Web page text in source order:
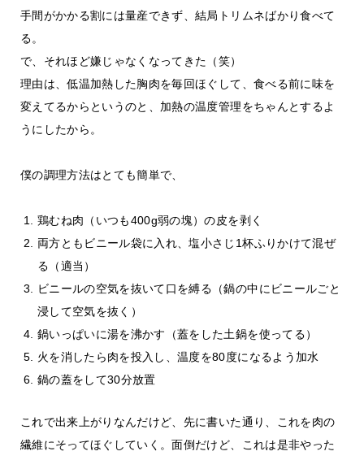
手間がかかる割には量産できず、結局トリムネばかり食べて
る。
で、それほど嫌じゃなくなってきた（笑）
理由は、低温加熱した胸肉を毎回ほぐして、食べる前に味を
変えてるからというのと、加熱の温度管理をちゃんとするよ
うにしたから。
僕の調理方法はとても簡単で、
鶏むね肉（いつも400g弱の塊）の皮を剥く
両方ともビニール袋に入れ、塩小さじ1杯ふりかけて混ぜ
る（適当）
ビニールの空気を抜いて口を縛る（鍋の中にビニールごと
浸して空気を抜く）
鍋いっぱいに湯を沸かす（蓋をした土鍋を使ってる）
火を消したら肉を投入し、温度を80度になるよう加水
鍋の蓋をして30分放置
これで出来上がりなんだけど、先に書いた通り、これを肉の
繊維にそってほぐしていく。面倒だけど、これは是非やった